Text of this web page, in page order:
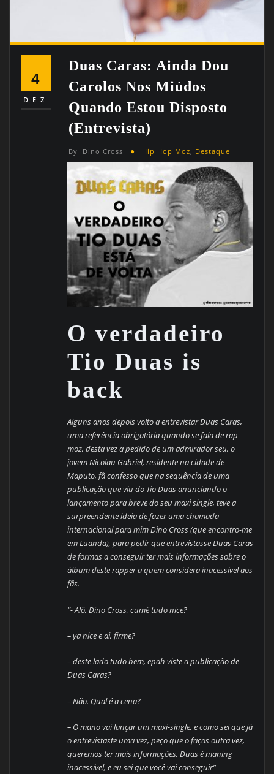
4
DEZ
Duas Caras: Ainda Dou
Carolos Nos Miúdos
Quando Estou Disposto
(entrevista)
By Dino Cross Hip Hop Moz, Destaque
O verdadeiro
Tio Duas is
back
Alguns anos depois volto a entrevistar Duas Caras,
uma referência obrigatória quando se fala de rap
moz, desta vez a pedido de um admirador seu, o
jovem Nicolau Gabriel, residente na cidade de
Maputo, fã confesso que na sequência de uma
publicação que viu do Tio Duas anunciando o
lançamento para breve do seu maxi single, teve a
surpreendente ideia de fazer uma chamada
internacional para mim Dino Cross (que encontro-me
em Luanda), para pedir que entrevistasse Duas Caras
de formas a conseguir ter mais informações sobre o
álbum deste rapper a quem considera inacessível aos
fãs.
“- Alô, Dino Cross, cumê tudo nice?
– ya nice e ai, firme?
– deste lado tudo bem, epah viste a publicação de
Duas Caras?
– Não. Qual é a cena?
– O mano vai lançar um maxi-single, e como sei que já
o entrevistaste uma vez, peço que o faças outra vez,
queremos ter mais informações, Duas é maning
inacessível, e eu sei que você vai conseguir”